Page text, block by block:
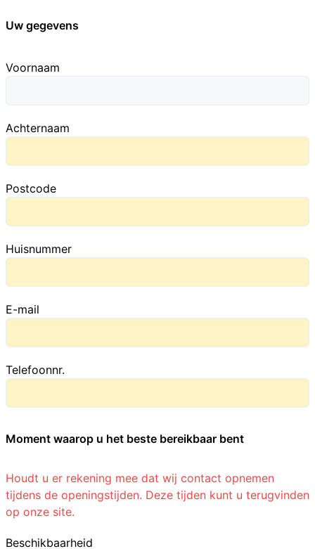
Uw gegevens
Voornaam
Achternaam
Postcode
Huisnummer
E-mail
Telefoonnr.
Moment waarop u het beste bereikbaar bent
Houdt u er rekening mee dat wij contact opnemen
tijdens de openingstijden. Deze tijden kunt u terugvinden
op onze site.
Beschikbaarheid